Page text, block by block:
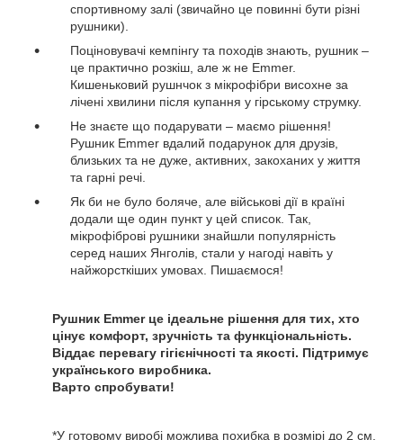
спортивному залі (звичайно це повинні бути різні
рушники).
Поціновувачі кемпінгу та походів знають, рушник –
це практично розкіш, але ж не Emmer.
Кишеньковий рушнчок з мікрофібри висохне за
лічені хвилини після купання у гірському струмку.
Не знаєте що подарувати – маємо рішення!
Рушник Emmer вдалий подарунок для друзів,
близьких та не дуже, активних, закоханих у життя
та гарні речі.
Як би не було боляче, але військові дії в країні
додали ще один пункт у цей список. Так,
мікрофіброві рушники знайшли популярність
серед наших Янголів, стали у нагоді навіть у
найжорсткіших умовах. Пишаємося!
Рушник Emmer це ідеальне рішення для тих, хто
цінує комфорт, зручність та функціональність.
Віддає перевагу гігієнічності та якості. Підтримує
українського виробника.
Варто спробувати!
*У готовому виробі можлива похибка в розмірі до 2 см.